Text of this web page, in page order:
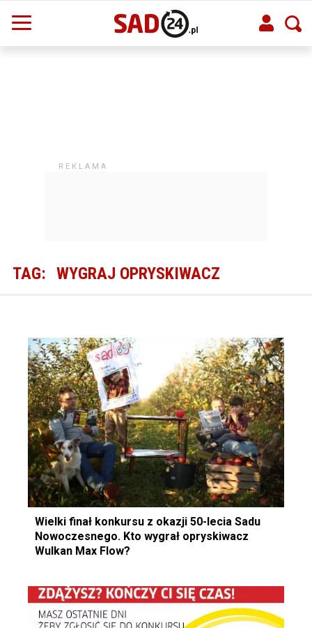
TAG: WYGRAJ OPRYSKIWACZ
Wielki finał konkursu z okazji 50-lecia Sadu
Nowoczesnego. Kto wygrał opryskiwacz
Wulkan Max Flow?